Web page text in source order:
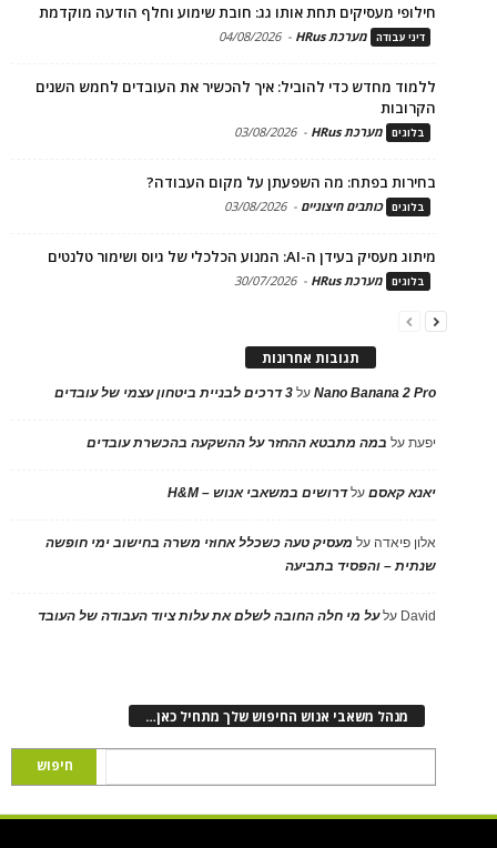
חילופי מעסיקים תחת אותו גג: חובת שימוע וחלף הודעה מוקדמת
דיני עבודה מערכת HRus -
04/08/2026
ללמוד מחדש כדי להוביל: איך להכשיר את העובדים לחמש השנים
הקרובות
בלוגים מערכת HRus -
03/08/2026
בחירות בפתח: מה השפעתן על מקום העבודה?
בלוגים כותבים חיצוניים -
03/08/2026
מיתוג מעסיק בעידן ה-AI: המנוע הכלכלי של גיוס ושימור טלנטים
בלוגים מערכת HRus -
30/07/2026
תגובות אחרונות
Nano Banana 2 Proעל 3 דרכים לבניית ביטחון עצמי של עובדים
יפעתעל במה מתבטא ההחזר על ההשקעה בהכשרת עובדים
יאנא קאסםעלדרושים במשאבי אנוש – H&M
אלון פיאדה על מעסיק טעה כשכלל אחוזי משרה בחישוב ימי חופשה
שנתית – והפסיד בתביעה
David עלעל מי חלה החובה לשלם את עלות ציוד העבודה של העובד
מנהל משאבי אנוש החיפוש שלך מתחיל כאן…